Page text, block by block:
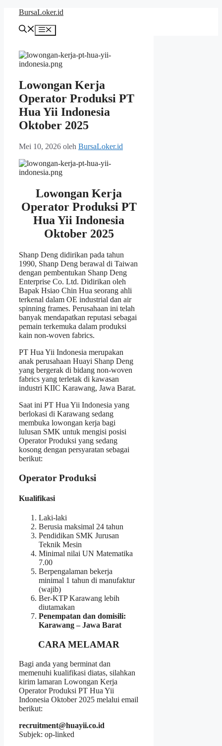
Langsung
BursaLoker.id
Menu
Lowongan Kerja
Operator Produksi PT
Hua Yii Indonesia
Oktober 2025
Mei 10, 2026 oleh BursaLoker.id
Lowongan Kerja
Operator Produksi PT
Hua Yii Indonesia
Oktober 2025
Shanp Deng didirikan pada tahun
1990, Shanp Deng berawal di Taiwan
dengan pembentukan Shanp Deng
Enterprise Co. Ltd. Didirikan oleh
Bapak Hsiao Chin Hua seorang ahli
terkenal dalam OE industrial dan air
spinning frames. Perusahaan ini telah
banyak mendapatkan reputasi sebagai
pemain terkemuka dalam produksi
kain non-woven fabrics.
PT Hua Yii Indonesia merupakan
anak perusahaan Huayi Shanp Deng
yang bergerak di bidang non-woven
fabrics yang terletak di kawasan
industri KIIC Karawang, Jawa Barat.
Saat ini PT Hua Yii Indonesia yang
berlokasi di Karawang sedang
membuka lowongan kerja bagi
lulusan SMK untuk mengisi posisi
Operator Produksi yang sedang
kosong dengan persyaratan sebagai
berikut:
Operator Produksi
Kualifikasi
Laki-laki
Berusia maksimal 24 tahun
Pendidikan SMK Jurusan
Teknik Mesin
Minimal nilai UN Matematika
7.00
Berpengalaman bekerja
minimal 1 tahun di manufaktur
(wajib)
Ber-KTP Karawang lebih
diutamakan
Penempatan dan domisili:
Karawang – Jawa Barat
CARA MELAMAR
Bagi anda yang berminat dan
memenuhi kualifikasi diatas, silahkan
kirim lamaran Lowongan Kerja
Operator Produksi PT Hua Yii
Indonesia Oktober 2025 melalui email
berikut:
recruitment@huayii.co.id
Subjek: op-linked